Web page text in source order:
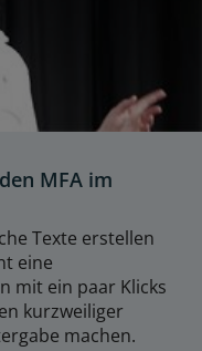
MFA im
Texte erstellen
eine
mit ein paar Klicks
kurzweiliger
machen.